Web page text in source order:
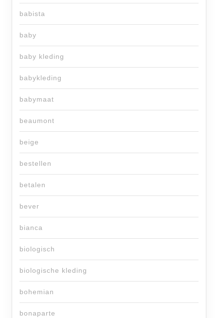
babista
baby
baby kleding
babykleding
babymaat
beaumont
beige
bestellen
betalen
bever
bianca
biologisch
biologische kleding
bohemian
bonaparte